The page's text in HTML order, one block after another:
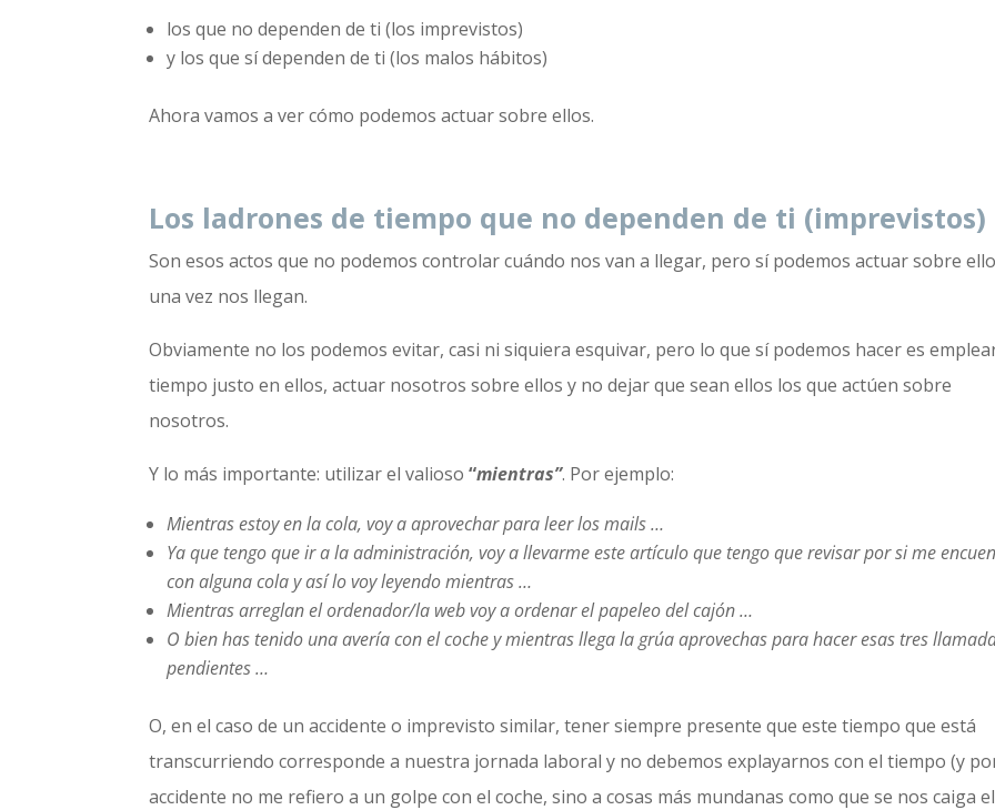
los que no dependen de ti (los imprevistos)
y los quesídependen de ti (los malos hábitos)
Ahora vamos a ver cómo podemos actuar sobre ellos.
Los ladrones de tiempo que no dependen de ti (imprevistos)
Son esos actos que no podemos controlar cuándo nos van a llegar, pero sí podemos actuar sobre
una vez nos llegan.
Obviamente no los podemos evitar, casi ni siquiera esquivar, pero lo que sí podemos hacer es
tiempo justo en ellos, actuar nosotros sobre ellos y no dejar que sean ellos los que actúen sobre
nosotros.
Y lo más importante: utilizar el valioso“mientras”. Por ejemplo:
Mientras estoy en la cola, voy a aprovechar para leer los mails …
Ya que tengo que ir a la administración, voy a llevarme este artículo que tengo que revisar por si me
con alguna cola y así lo voy leyendo mientras …
Mientras arreglan el ordenador/la web voy a ordenar el papeleo del cajón …
O bien has tenido una avería con el coche y mientras llega la grúa aprovechas para hacer esas tres
pendientes …
O, en el caso de un accidente o imprevisto similar, tener siempre presente que este tiempo que está
transcurriendo corresponde a nuestra jornada laboral y no debemos explayarnos con el tiempo (y
accidente no me refiero a un golpe con el coche, sino a cosas más mundanas como que se nos caiga el